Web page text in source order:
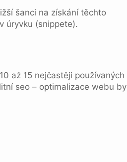
šanci na získání těchto
úryvku (snippete).
až 15 nejčastěji používaných
seo – optimalizace webu by